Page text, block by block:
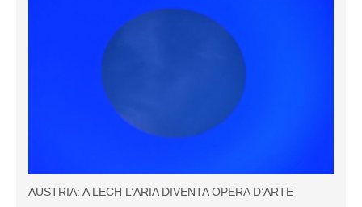
AUSTRIA: A LECH L’ARIA DIVENTA OPERA D’ARTE